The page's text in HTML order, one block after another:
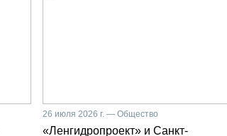
26 июля 2026 г. — Общество
«Ленгидропроект» и Санкт-